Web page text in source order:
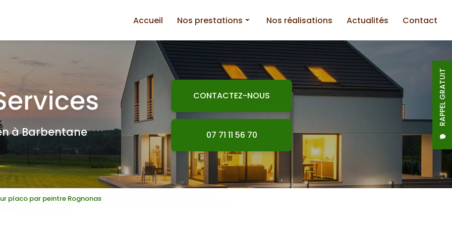
RAPPEL GRATUIT
Accueil
Nos prestations
Plomberie
Plaquiste
Peinture
Bricolage
Nos réalisations Actualités Contact
à Barbentane
CONTACTEZ-NOUS
07 71 11 56 70
placo par peintre Rognonas